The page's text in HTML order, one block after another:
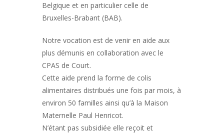
Belgique et en particulier celle de
Bruxelles-Brabant (BAB).
Notre vocation est de venir en aide aux
plus démunis en collaboration avec le
CPAS de Court.
Cette aide prend la forme de colis
alimentaires distribués une fois par mois, à
environ 50 familles ainsi qu’à la Maison
Maternelle Paul Henricot.
N’étant pas subsidiée elle reçoit et